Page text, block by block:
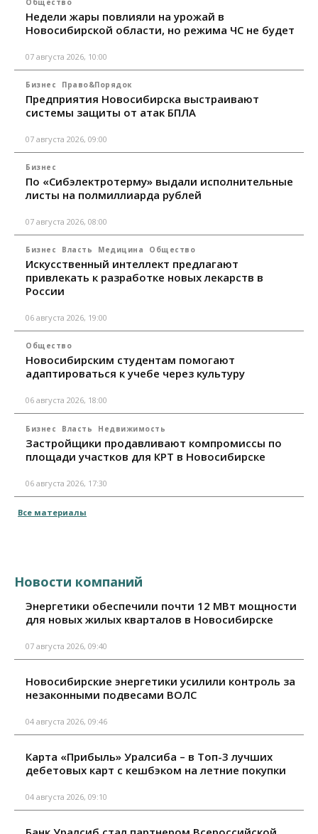
Общество
Недели жары повлияли на урожай в
Новосибирской области, но режима ЧС не будет
07 августа 2026, 10:00
Бизнес Право&Порядок
Предприятия Новосибирска выстраивают
системы защиты от атак БПЛА
07 августа 2026, 09:00
Бизнес
По «Сибэлектротерму» выдали исполнительные
листы на полмиллиарда рублей
07 августа 2026, 08:00
Бизнес Власть Медицина Общество
Искусственный интеллект предлагают
привлекать к разработке новых лекарств в
России
06 августа 2026, 19:00
Общество
Новосибирским студентам помогают
адаптироваться к учебе через культуру
06 августа 2026, 18:00
Бизнес Власть Недвижимость
Застройщики продавливают компромиссы по
площади участков для КРТ в Новосибирске
06 августа 2026, 17:30
Все материалы
Новости компаний
Энергетики обеспечили почти 12 МВт мощности
для новых жилых кварталов в Новосибирске
07 августа 2026, 09:40
Новосибирские энергетики усилили контроль за
незаконными подвесами ВОЛС
04 августа 2026, 09:46
Карта «Прибыль» Уралсиба – в Топ-3 лучших
дебетовых карт с кешбэком на летние покупки
04 августа 2026, 09:10